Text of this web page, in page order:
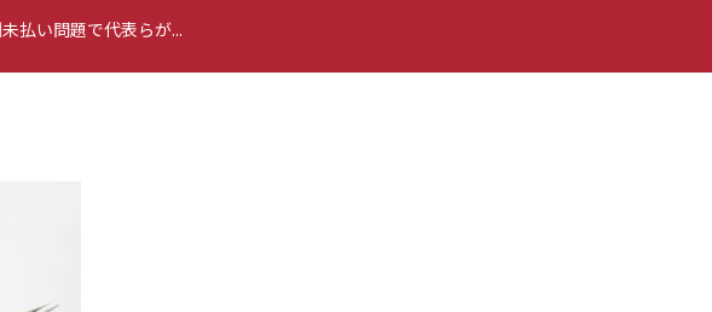
払い問題で代表らが...